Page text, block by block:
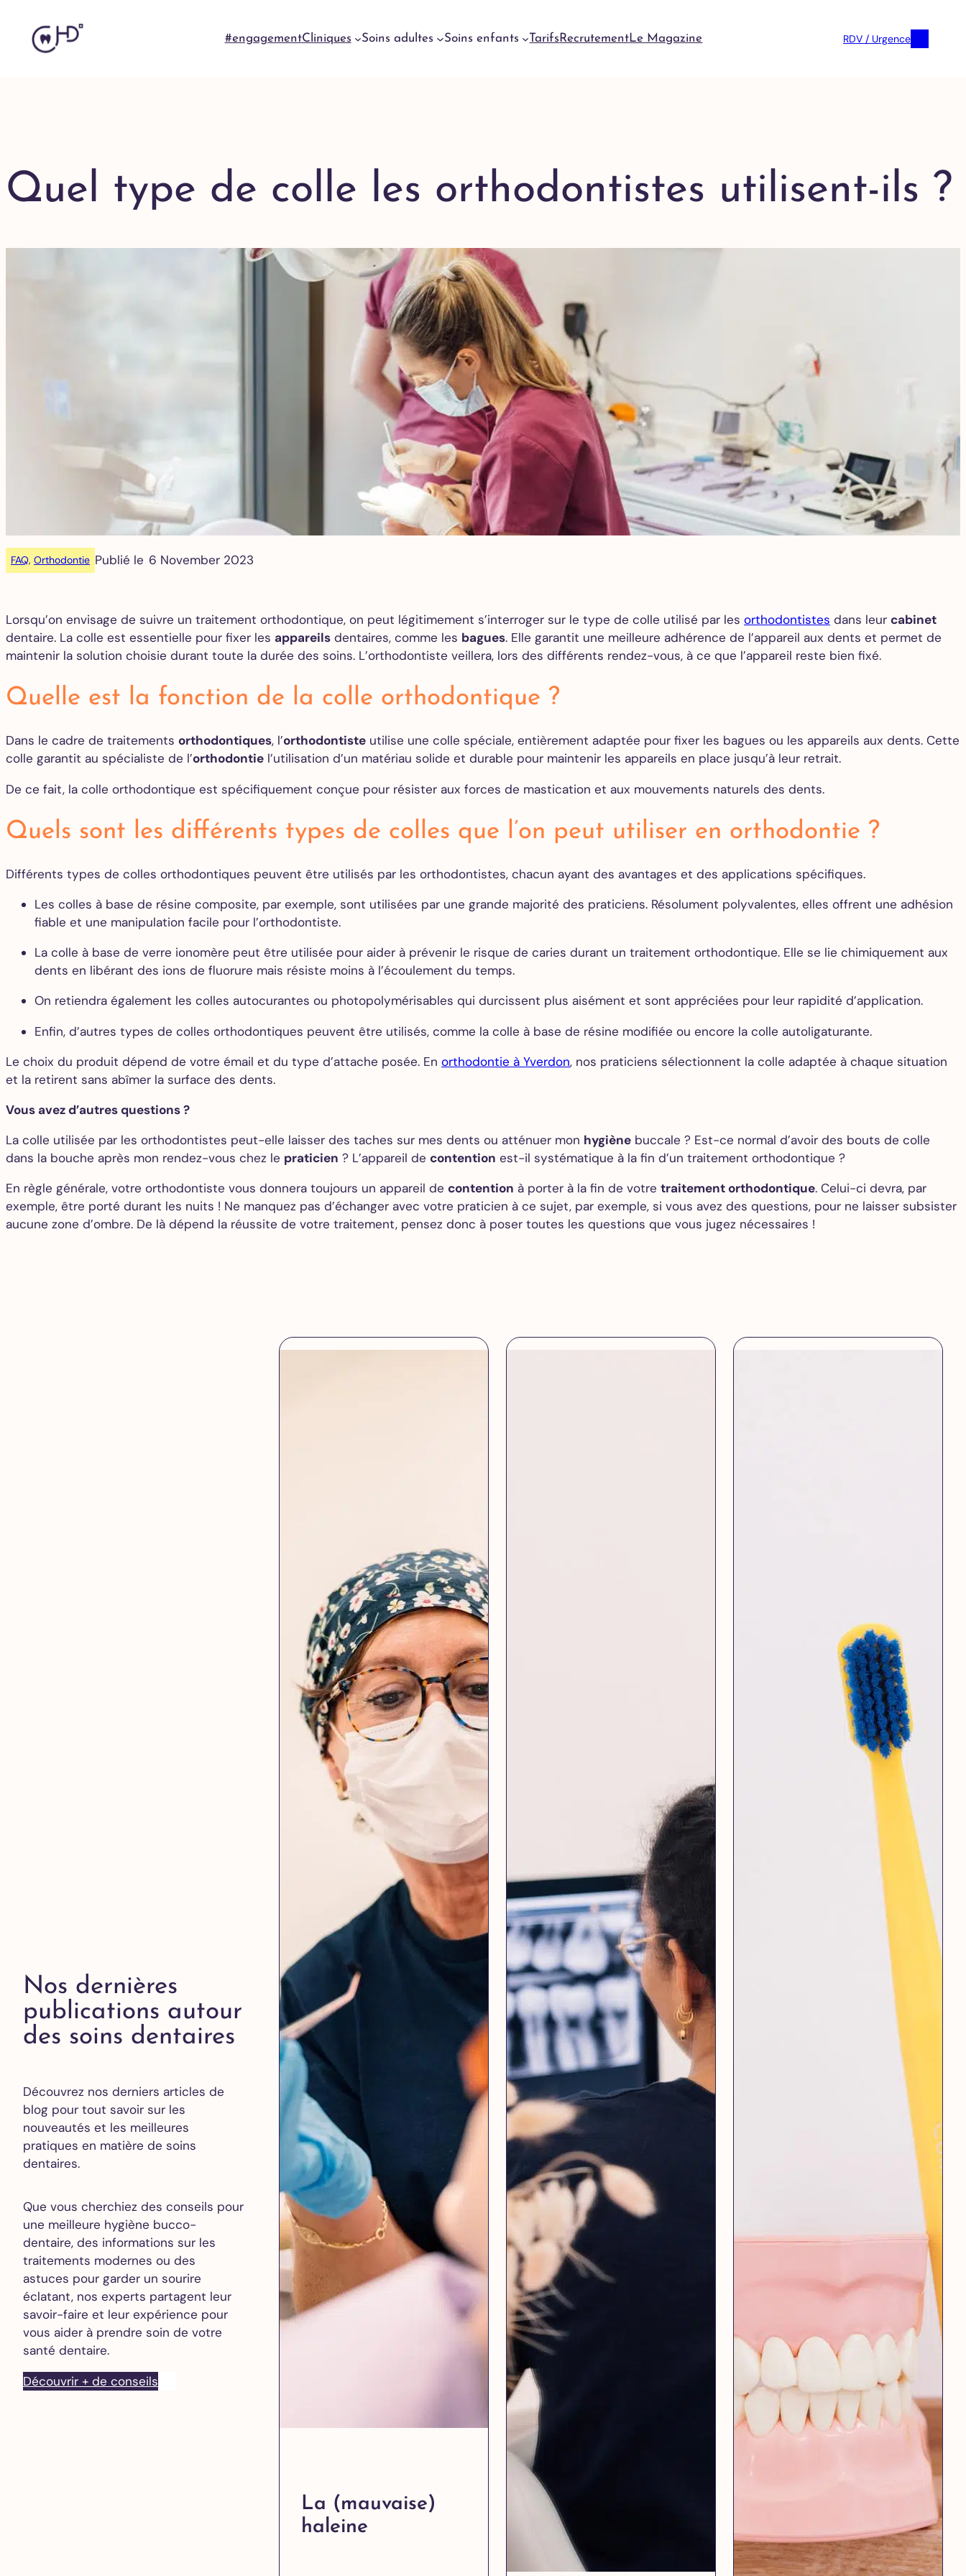
#engagementCliniques Soins adultes
Meyrin
Urgences
dentaires
Yverdon
Tous
nos
soins
Détartrage et
polissage
Adultes
Détartrage et
polissage
Enfants
Détartrage
orthodontique
Check-up
Traitement
des caries
dentaire
Bruxisme
Blanchiment
dentaires
des dents
dentaires
Extraction
de
Greffe de
gencive
Orthodontie
Alignements
des dents
Invisalign
Soins enfants Tarifs RecrutementLe Magazine RDV / Urgence
Quel type de colle les orthodontistes utilisent-ils ?
FAQ, Orthodontie Publié le 6 November 2023
Lorsqu’on envisage de suivre un traitement orthodontique, on peut légitimement s’interroger sur le type de colle utilisé par les orthodontistes dans leur cabinet
dentaire. La colle est essentielle pour fixer les appareils dentaires, comme les bagues. Elle garantit une meilleure adhérence de l’appareil aux dents et permet de
maintenir la solution choisie durant toute la durée des soins. L’orthodontiste veillera, lors des différents rendez-vous, à ce que l’appareil reste bien fixé.
Quelle est la fonction de la colle orthodontique ?
Dans le cadre de traitements orthodontiques, l’orthodontiste utilise une colle spéciale, entièrement adaptée pour fixer les bagues ou les appareils aux dents. Cette
colle garantit au spécialiste de l’orthodontie l’utilisation d’un matériau solide et durable pour maintenir les appareils en place jusqu’à leur retrait.
De ce fait, la colle orthodontique est spécifiquement conçue pour résister aux forces de mastication et aux mouvements naturels des dents.
Quels sont les différents types de colles que l’on peut utiliser en orthodontie ?
Différents types de colles orthodontiques peuvent être utilisés par les orthodontistes, chacun ayant des avantages et des applications spécifiques.
Les colles à base de résine composite, par exemple, sont utilisées par une grande majorité des praticiens. Résolument polyvalentes, elles offrent une adhésion
fiable et une manipulation facile pour l’orthodontiste.
La colle à base de verre ionomère peut être utilisée pour aider à prévenir le risque de caries durant un traitement orthodontique. Elle se lie chimiquement aux
dents en libérant des ions de fluorure mais résiste moins à l’écoulement du temps.
On retiendra également les colles autocurantes ou photopolymérisables qui durcissent plus aisément et sont appréciées pour leur rapidité d’application.
Enfin, d’autres types de colles orthodontiques peuvent être utilisés, comme la colle à base de résine modifiée ou encore la colle autoligaturante.
Le choix du produit dépend de votre émail et du type d’attache posée. En orthodontie à Yverdon, nos praticiens sélectionnent la colle adaptée à chaque situation
et la retirent sans abîmer la surface des dents.
Vous avez d’autres questions ?
La colle utilisée par les orthodontistes peut-elle laisser des taches sur mes dents ou atténuer mon hygiène buccale ? Est-ce normal d’avoir des bouts de colle
dans la bouche après mon rendez-vous chez le praticien ? L’appareil de contention est-il systématique à la fin d’un traitement orthodontique ?
En règle générale, votre orthodontiste vous donnera toujours un appareil de contention à porter à la fin de votre traitement orthodontique. Celui-ci devra, par
exemple, être porté durant les nuits ! Ne manquez pas d’échanger avec votre praticien à ce sujet, par exemple, si vous avez des questions, pour ne laisser subsister
aucune zone d’ombre. De là dépend la réussite de votre traitement, pensez donc à poser toutes les questions que vous jugez nécessaires !
Nos dernières
publications autour
des soins dentaires
Découvrez nos derniers articles de
blog pour tout savoir sur les
nouveautés et les meilleures
pratiques en matière de soins
dentaires.
Que vous cherchiez des conseils pour
une meilleure hygiène bucco-
dentaire, des informations sur les
traitements modernes ou des
astuces pour garder un sourire
éclatant, nos experts partagent leur
savoir-faire et leur expérience pour
vous aider à prendre soin de votre
santé dentaire.
Découvrir + de conseils
La (mauvaise)
haleine